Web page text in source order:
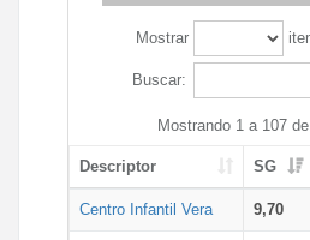
Mostrar
Buscar:
Mostrando 1 a 107
Descriptor SG
Centro Infantil Vera 9,70